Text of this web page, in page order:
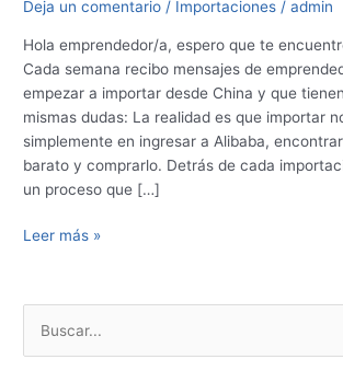
Deja un comentario / Importaciones /admin
Hola emprendedor/a, espero que te
Cada semana recibo mensajes de
empezar a importar desde China y que
mismas dudas: La realidad es que importar
simplemente en ingresar a Alibaba,
barato y comprarlo. Detrás de cada
un proceso que […]
Leer más »